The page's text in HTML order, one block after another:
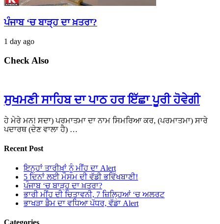
ਪੰਜਾਬ ‘ਚ ਬਾੜ੍ਹ ਦਾ ਖ਼ਤਰਾ?
1 day ago
Check Also
ਸੁਖਮਣੀ ਸਾਹਿਬ ਦਾ ਪਾਠ ਹਰ ਇੱਛਾ ਪੂਰੀ ਹੋਵੇਗੀ
ਹੇ ਮੇਰੇ ਮਨ! ਸਦਾ) ਪਰਮਾਤਮਾ ਦਾ ਨਾਮ ਸਿਮਰਿਆ ਕਰ, (ਪਰਮਾਤਮਾ) ਸਾਰੇ
ਪਦਾਰਥ (ਦੇਣ ਵਾਲਾ ਹੈ) …
Recent Post
ਇਨ੍ਹਾਂ ਤਾਰੀਖ਼ਾਂ ਨੂੰ ਮੀਂਹ ਦਾ Alert
5 ਦਿਨਾਂ ਲਈ ਮੌਸਮ ਦੀ ਵੱਡੀ ਭਵਿੱਖਬਾਣੀ!
ਪੰਜਾਬ ‘ਚ ਬਾੜ੍ਹ ਦਾ ਖ਼ਤਰਾ?
ਭਾਰੀ ਮੀਂਹ ਦੀ ਚਿਤਾਵਨੀ, 7 ਜ਼ਿਲ੍ਹਿਆਂ ‘ਚ ਅਲਰਟ
ਭਾਖੜਾ ਡੈਮ ਦਾ ਵਧਿਆ ਪੱਧਰ, ਵੱਡਾ Alert
Categories